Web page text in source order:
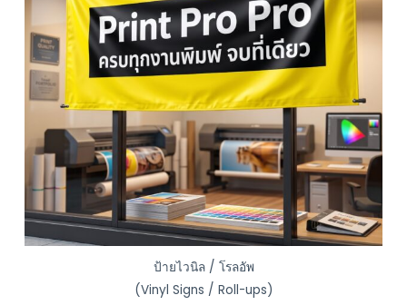
ป้ายไวนิล / โรลอัพ
(Vinyl Signs / Roll-ups)